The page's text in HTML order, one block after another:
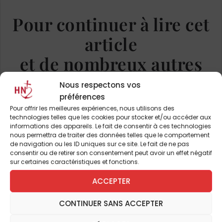
Nous respectons vos
préférences
Pour offrir les meilleures expériences, nous utilisons des
technologies telles que les cookies pour stocker et/ou accéder aux
informations des appareils. Le fait de consentir à ces technologies
nous permettra de traiter des données telles que le comportement
de navigation ou les ID uniques sur ce site. Le fait de ne pas
consentir ou de retirer son consentement peut avoir un effet négatif
sur certaines caractéristiques et fonctions.
ACCEPTER
CONTINUER SANS ACCEPTER
son
Discours sur l’histoire universelle
destiné
au Dauphin et lu par des générations
d’élèves, montre un Jésus qui «
ministère
» des pharisiens et des docteurs
de la Loi, qui «fait respecter la sainteté du
Temple » et qui « montre que la synagogue
subsistait malgré la corruption des
particuliers». Le père Catel présente les
différents courants qui existaient dans le
judaïsme à l’époque de Jésus : les
pharisiens, les esséniens, les sadducéens et
les hassidim. Si Jésus peut apparaître
comme proche du dernier courant (par son
usage des paraboles et par les guérisons
qu’il opère), il s’en distingue. Si les hassidim
obtiennent parfois des guérisons par leur
Pour continuer à lire cet
article
et de nombreux autres
ABONNEZ-VOUS DÈS À
PRÉSENT
JE M'ABONNE